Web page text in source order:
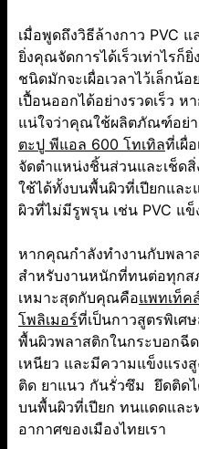
เมื่อพูดถึงวิธีล้างกาว PVC
ยิ่งคุณจัดการได้เร็วเท่าไรก็
ชนิดมักจะเผื่อเวลาไว้เล็กน้
เปื้อนออกได้อย่างรวดเร็ว
แน่ใจว่าคุณใช้ผลิตภัณฑ์อย่า
ตะปู พีแอล 600 โทเทิลที่เผื่
จัดตำแหน่งชิ้นส่วนและเช็ด
ใช้ได้ทั้งบนพื้นผิวที่เปียกแล
ผิวที่ไม่มีรูพรุน เช่น PVC แ
หากคุณกำลังทำงานกับพลา
สำหรับงานหนักที่ทนต่อทุกส
เหมาะสุดกับคุณคือแพทเท็ค
โพลิเมอร์ที่เป็นกาวสูตรพิเศ
พื้นผิวพลาสติกในกระบอกฉี
เหนียว และมีความแข็งแรง
ติด ยาแนว กันรั่วซึม ยึดติด
บนพื้นผิวที่เปียก ทนแดดแล
อากาศของเมืองไทยเรา